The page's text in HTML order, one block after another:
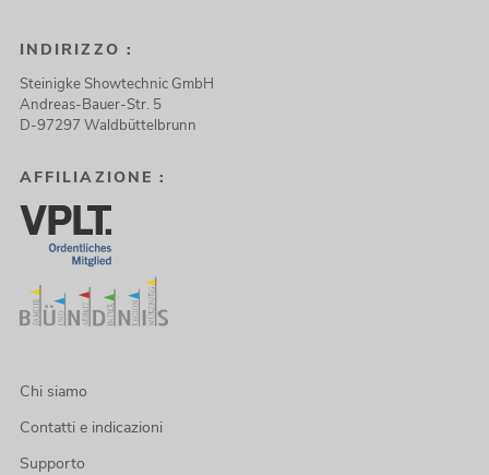
INDIRIZZO :
Steinigke Showtechnic GmbH
Andreas-Bauer-Str. 5
D-97297 Waldbüttelbrunn
AFFILIAZIONE :
Chi siamo
Contatti e indicazioni
Supporto